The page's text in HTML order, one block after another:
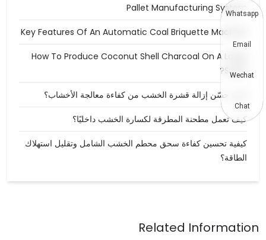
Pallet Manufacturing System
Key Features Of An Automatic Coal Briquette Machine
How To Produce Coconut Shell Charcoal On A Large
Scale?
كيف حسّن إزالة قشرة الخشب من كفاءة معالجة الأخشاب؟
كيف تعمل مطحنة المطرقة لكسارة الخشب داخليًا؟
كيفية تحسين كفاءة سحق محطم الخشب الشامل وتقليل استهلاك
الطاقة؟
Whatsapp
Email
Wechat
Chat